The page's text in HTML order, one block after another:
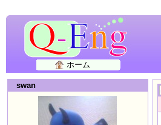
ホーム
swan